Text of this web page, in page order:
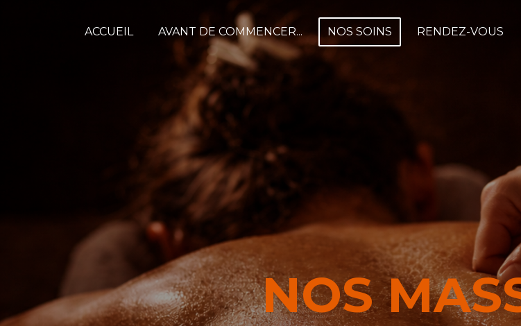
ACCUEIL AVANT DE COMMENCER... NOS SOINS RENDEZ-VOUS
NOS